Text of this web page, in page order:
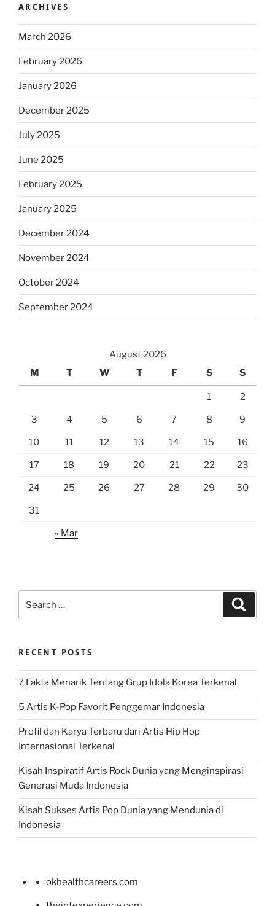
ARCHIVES
March 2026
February 2026
January 2026
December 2025
July 2025
June 2025
February 2025
January 2025
December 2024
November 2024
October 2024
September 2024
August 2026
M
T W T F S S
1 2
3 4 5 6 7 8 9
10 11 12 13 14 15 16
17 18 19 20 21 22 23
24 25 26 27 28 29 30
31
« Mar
for:
RECENT POSTS
7 Fakta Menarik Tentang Grup Idola Korea Terkenal
5 Artis K-Pop Favorit Penggemar Indonesia
Profil dan Karya Terbaru dari Artis Hip Hop
Internasional Terkenal
Kisah Inspiratif Artis Rock Dunia yang Menginspirasi
Generasi Muda Indonesia
Kisah Sukses Artis Pop Dunia yang Mendunia di
Indonesia
okhealthcareers.com